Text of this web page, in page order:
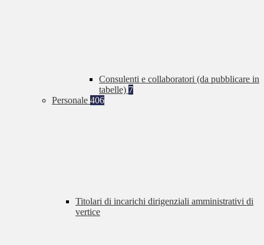
Consulenti e collaboratori (da pubblicare in
tabelle) 7
Personale 406
Titolari di incarichi dirigenziali amministrativi di
vertice